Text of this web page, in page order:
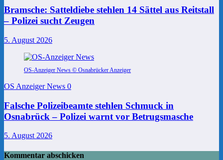
Bramsche: Satteldiebe stehlen 14 Sättel aus Reitstall
– Polizei sucht Zeugen
5. August 2026
OS-Anzeiger News © Osnabrücker Anzeiger
OS Anzeiger News 0
Falsche Polizeibeamte stehlen Schmuck in
Osnabrück – Polizei warnt vor Betrugsmasche
5. August 2026
Kommentar abschicken